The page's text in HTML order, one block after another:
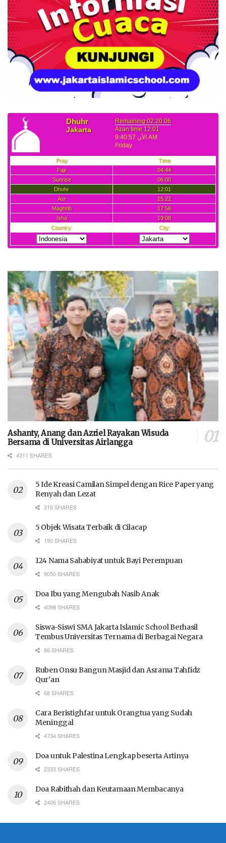
Ashanty, Anang dan Azriel Rayakan Wisuda
Bersama di Universitas Airlangga
4311 SHARES
5 Ide Kreasi Camilan Simpel dengan Rice Paper yang
Renyah dan Lezat
316 SHARES
5 Objek Wisata Terbaik di Cilacap
190 SHARES
124 Nama Sahabiyat untuk Bayi Perempuan
9050 SHARES
Doa Ibu yang Mengubah Nasib Anak
4098 SHARES
Siswa-Siswi SMA Jakarta Islamic School Berhasil
Tembus Universitas Ternama di Berbagai Negara
86 SHARES
Ruben Onsu Bangun Masjid dan Asrama Tahfidz
Qur’an
68 SHARES
Cara Beristighfar untuk Orangtua yang Sudah
Meninggal
4734 SHARES
Doa untuk Palestina Lengkap beserta Artinya
2333 SHARES
Doa Rabithah dan Keutamaan Membacanya
2406 SHARES